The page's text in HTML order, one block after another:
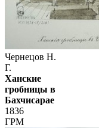
Чернецов Н.
Г.
Ханские
гробницы в
Бахчисарае
1836
ГРМ